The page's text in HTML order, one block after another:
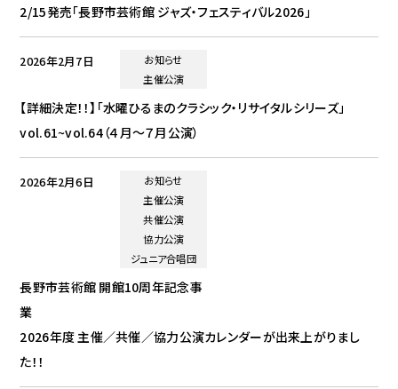
2/15発売「長野市芸術館 ジャズ・フェスティバル2026」
2026年2月7日
お知らせ
主催公演
【詳細決定！！】「水曜ひるまのクラシック・リサイタルシリーズ」
vol.61~vol.64（４月～７月公演）
2026年2月6日
お知らせ
主催公演
共催公演
協力公演
ジュニア合唱団
長野市芸術館 開館10周年記念事
業
2026年度 主催／共催／協力公演カレンダーが出来上がりまし
た！！